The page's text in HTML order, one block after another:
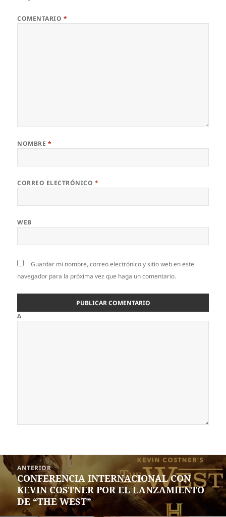
COMENTARIO *
NOMBRE *
CORREO ELECTRÓNICO *
WEB
Guardar mi nombre, correo electrónico y sitio web en este
navegador para la próxima vez que haga un comentario.
Δ
Navegación
de
entradas
ANTERIOR
Entrada
anterior:
CONFERENCIA INTERNACIONAL CON
KEVIN COSTNER POR EL LANZAMIENTO
DE “THE WEST”